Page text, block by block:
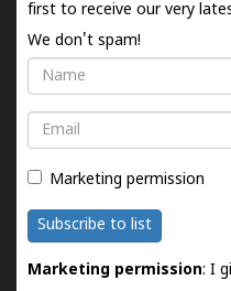
first to receive our very
We don't spam!
Name
Email
Marketing permission
Subscribe to list
Marketing permission: I